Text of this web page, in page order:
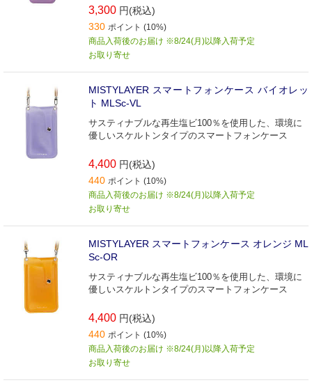
3,300 円(税込)
330 ポイント (10%)
商品入荷後のお届け ※8/24(月)以降入荷予定
お取り寄せ
MISTYLAYER スマートフォンケース バイオレッ
ト MLSc-VL
サスティナブルな再生塩ビ100％を使用した、環境に
優しいスケルトンタイプのスマートフォンケース
4,400 円(税込)
440 ポイント (10%)
商品入荷後のお届け ※8/24(月)以降入荷予定
お取り寄せ
MISTYLAYER スマートフォンケース オレンジ ML
Sc-OR
サスティナブルな再生塩ビ100％を使用した、環境に
優しいスケルトンタイプのスマートフォンケース
4,400 円(税込)
440 ポイント (10%)
商品入荷後のお届け ※8/24(月)以降入荷予定
お取り寄せ